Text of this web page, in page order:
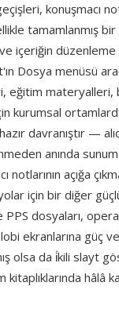
konuşmacı
tamamlanmış
içeriğin
Dosya menüsü
eğitim materyalleri,
kurumsal
davranıştır —
anında
açığa
için bir diğer
dosyaları,
ekranlarına güç
olsa da i̇kili slayt
hâlâ